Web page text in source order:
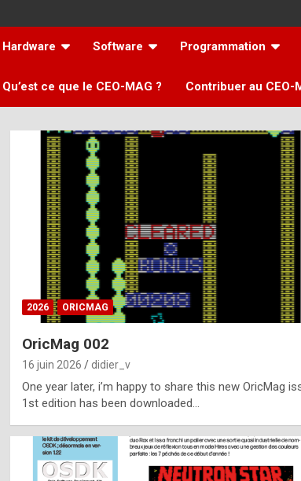
Hardware Software Programmation
Qu’est ce que le CEO-MAG ? Contribuer au CEO-
2026 ORICMAG
OricMag 002
16 juin 2026 didier_v
One year later, i’m happy to share this new OricMag
1st edition has been downloaded…